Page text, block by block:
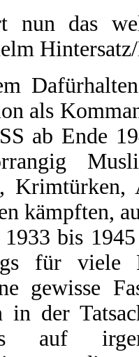
nun das
als
ab Ende
Krimtürken,
kämpften,
bis
für viele
gewisse
in der
auf